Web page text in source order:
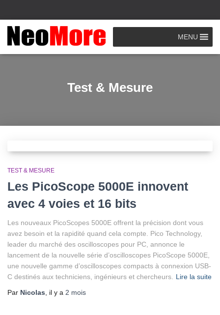
MENU
Test & Mesure
TEST & MESURE
Les PicoScope 5000E innovent
avec 4 voies et 16 bits
Les nouveaux PicoScopes 5000E offrent la précision dont vous
avez besoin et la rapidité quand cela compte. Pico Technology,
leader du marché des oscilloscopes pour PC, annonce le
lancement de la nouvelle série d’oscilloscopes PicoScope 5000E,
une nouvelle gamme d’oscilloscopes compacts à connexion USB-
C destinés aux techniciens, ingénieurs et chercheurs.
Lire la suite
Par Nicolas , il y a 2 mois